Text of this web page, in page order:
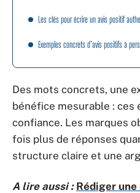
Les clés pour écrire un avis positif
Exemples concrets d’avis positifs à
Des mots concrets, une
bénéfice mesurable :
confiance. Les marques
fois plus de réponses
structure claire et une
A lire aussi : Rédiger